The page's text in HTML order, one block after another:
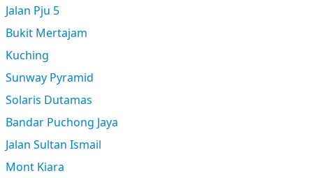
Jalan Pju 5
Bukit Mertajam
Kuching
Sunway Pyramid
Solaris Dutamas
Bandar Puchong Jaya
Jalan Sultan Ismail
Mont Kiara